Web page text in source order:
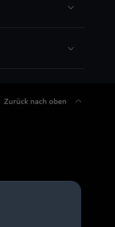
Zurück nach oben